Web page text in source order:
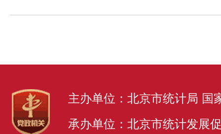
主办单位：北京市统计局 国
承办单位：北京市统计发展